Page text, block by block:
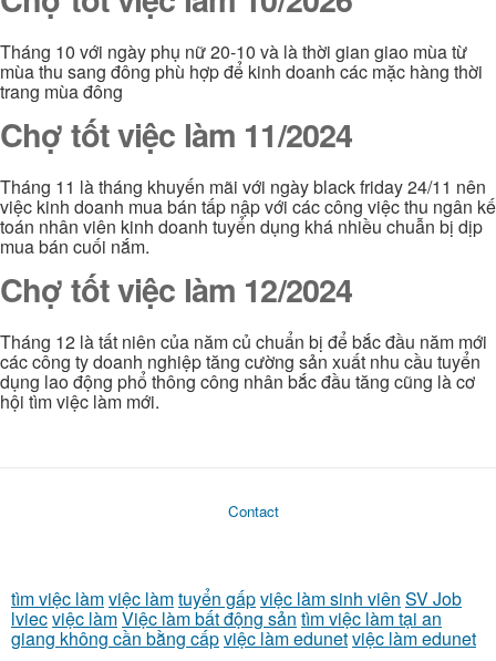
Tháng 10 với ngày phụ nữ 20-10 và là thời gian giao mùa từ
mùa thu sang đông phù hợp để kinh doanh các mặc hàng thời
trang mùa đông
Chợ tốt việc làm 11/2024
Tháng 11 là tháng khuyến mãi với ngày black friday 24/11 nên
việc kinh doanh mua bán tấp nập với các công việc thu ngân kế
toán nhân viên kinh doanh tuyển dụng khá nhiều chuẫn bị dịp
mua bán cuối nắm.
Chợ tốt việc làm 12/2024
Tháng 12 là tất niên của năm củ chuẩn bị để bắc đầu năm mới
các công ty doanh nghiệp tăng cường sản xuất nhu cầu tuyển
dụng lao động phổ thông công nhân bắc đầu tăng cũng là cơ
hội tìm việc làm mới.
Contact
tìm việc làmviệc làmtuyển gấpviệc làm sinh viên SV Job
lviecviệc làmViệc làm bất động sản tìm việc làm tại an
giang không cần bằng cấpviệc làm edunetviệc làm edunet